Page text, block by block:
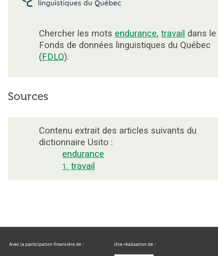
Chercher les mots endurance, travail dans le
Fonds de données linguistiques du Québec
(FDLQ).
Sources
Contenu extrait des articles suivants du
dictionnaire Usito :
endurance
1. travail